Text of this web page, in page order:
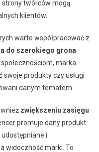
twórców mogą
klientów.
warto współpracować z
do szerokiego grona
marka
produkty czy usługi
danym tematem.
zwiększeniu zasięgu
promuje dany produkt
i
widoczność marki. To